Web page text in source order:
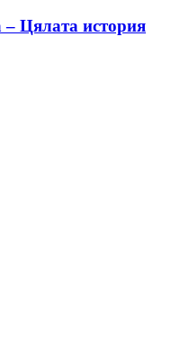
Цялата история